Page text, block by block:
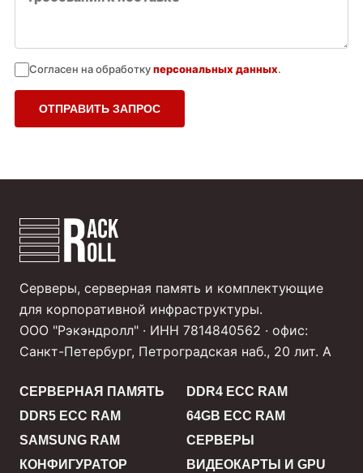
Согласен на обработкуперсональных данных.
ОТПРАВИТЬ ЗАПРОС
Серверы, серверная память и комплектующие
для корпоративной инфраструктуры.
ООО "Рэкэндролл" · ИНН 7814840562 · офис:
Санкт-Петербург, Петроградская наб., 20 лит. А
СЕРВЕРНАЯ ПАМЯТЬ
DDR4 ECC RAM
DDR5 ECC RAM
64GB ECC RAM
SAMSUNG RAM
СЕРВЕРЫ
КОНФИГУРАТОР
ВИДЕОКАРТЫ И GPU